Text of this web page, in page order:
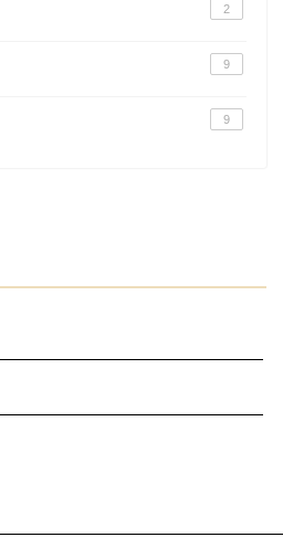
2
9
9